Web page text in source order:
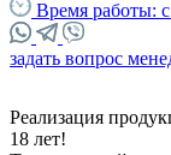
Время работы:
задать вопрос
Реализация
18 лет!